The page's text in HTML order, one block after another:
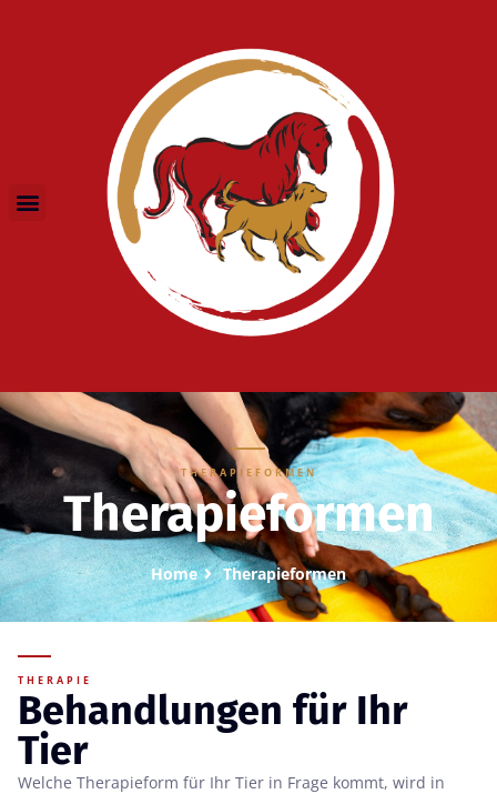
THERAPIEFORMEN
Therapieformen
Home Therapieformen
THERAPIE
Behandlungen für Ihr
Tier
Welche Therapieform für Ihr Tier in Frage kommt, wird in